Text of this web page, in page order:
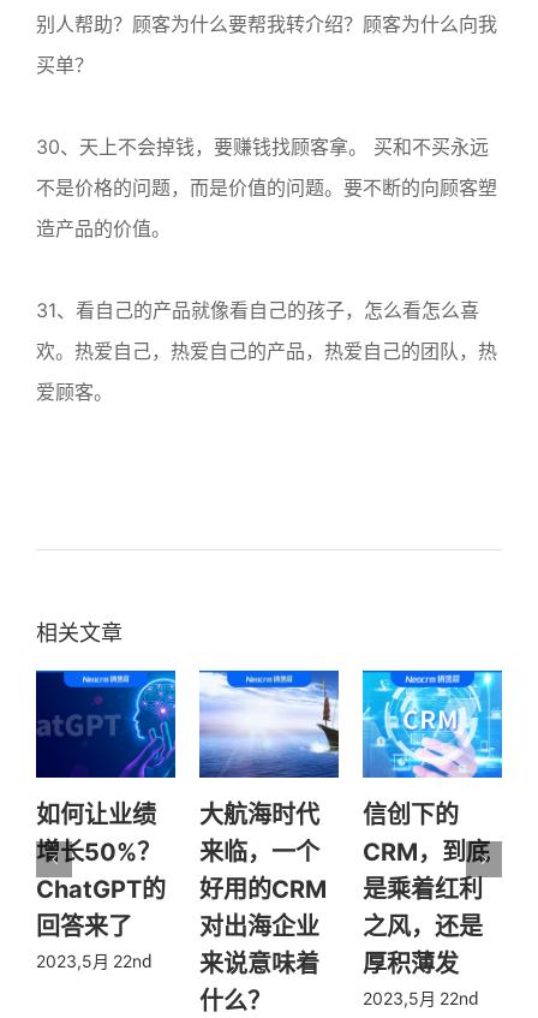
别人帮助？顾客为什么要帮我转介绍？顾客为什么向我
买单？
30、天上不会掉钱，要赚钱找顾客拿。 买和不买永远
不是价格的问题，而是价值的问题。要不断的向顾客塑
造产品的价值。
31、看自己的产品就像看自己的孩子，怎么看怎么喜
欢。热爱自己，热爱自己的产品，热爱自己的团队，热
爱顾客。
如何让业绩
增长50%？
ChatGPT的
回答来了
2023,5月 22nd
大航海时代
来临，一个
好用的CRM
对出海企业
来说意味着
什么？
信创下的
CRM，到底
是乘着红利
之风，还是
厚积薄发
2023,5月 22nd